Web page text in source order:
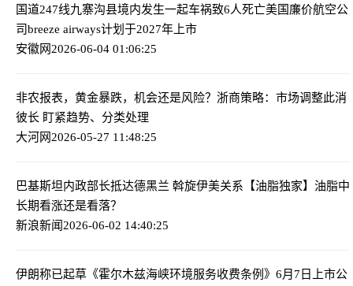
国道247线九寨沟县境内发生一起车祸致6人死亡美国廉价航空公
司breeze airways计划于2027年上市
安徽网2026-06-04 01:06:25
非农报表，黄金暴跌，机会还是风险？ 浙商策略：市场调整此消
彼长 盯紧趋势、分类处理
大河网2026-05-27 11:48:25
巴基斯坦内政部长抵达德黑兰 斡旋伊美关系 【油脂独家】油脂中
长期看涨还是看落？
新浪新闻2026-06-02 14:40:25
伊朗称已起草《霍尔木兹海峡环境服务收费条例》 6月7日上市公